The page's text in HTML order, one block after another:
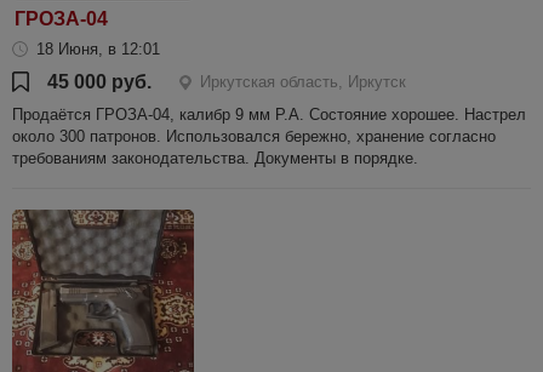
ГРОЗА-04
18 Июня, в 12:01
45 000 руб.
Иркутская область, Иркутск
Продаётся ГРОЗА-04, калибр 9 мм Р.А. Состояние хорошее. Настрел
около 300 патронов. Использовался бережно, хранение согласно
требованиям законодательства. Документы в порядке.